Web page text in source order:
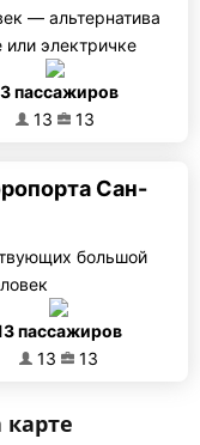
— альтернатива
электричке
пассажиров
13
13
Сан-
большой
пассажиров
13
13
карте